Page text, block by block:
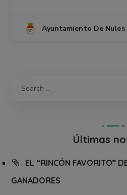
Ayuntamiento De Nules
Últimas
EL “RINCÓN FAVORITO”
GANADORES